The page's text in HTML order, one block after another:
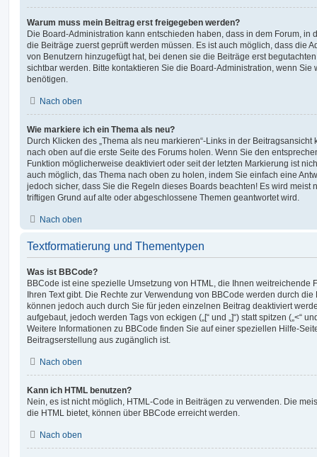
Warum muss mein Beitrag erst freigegeben werden?
Die Board-Administration kann entschieden haben, dass in dem Forum, in
die Beiträge zuerst geprüft werden müssen. Es ist auch möglich, dass die
von Benutzern hinzugefügt hat, bei denen sie die Beiträge erst
sichtbar werden. Bitte kontaktieren Sie die Board-Administration, wenn Sie
benötigen.
Nach oben
Wie markiere ich ein Thema als neu?
Durch Klicken des „Thema als neu markieren“-Links in der
nach oben auf die erste Seite des Forums holen. Wenn Sie den
Funktion möglicherweise deaktiviert oder seit der letzten Markierung ist
auch möglich, das Thema nach oben zu holen, indem Sie einfach eine
jedoch sicher, dass Sie die Regeln dieses Boards beachten! Es wird meist
triftigen Grund auf alte oder abgeschlossene Themen geantwortet wird.
Nach oben
Textformatierung und Thementypen
Was ist BBCode?
BBCode ist eine spezielle Umsetzung von HTML, die Ihnen weitreichende
Ihren Text gibt. Die Rechte zur Verwendung von BBCode werden durch
können jedoch auch durch Sie für jeden einzelnen Beitrag deaktiviert
aufgebaut, jedoch werden Tags von eckigen („[“ und „]“) statt spitzen („<“
Weitere Informationen zu BBCode finden Sie auf einer speziellen Hilfe-
Beitragserstellung aus zugänglich ist.
Nach oben
Kann ich HTML benutzen?
Nein, es ist nicht möglich, HTML-Code in Beiträgen zu verwenden. Die
die HTML bietet, können über BBCode erreicht werden.
Nach oben